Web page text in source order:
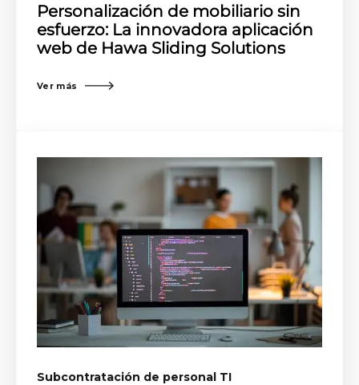
Personalización de mobiliario sin
esfuerzo: La innovadora aplicación
web de Hawa Sliding Solutions
Ver más
Subcontratación de personal TI